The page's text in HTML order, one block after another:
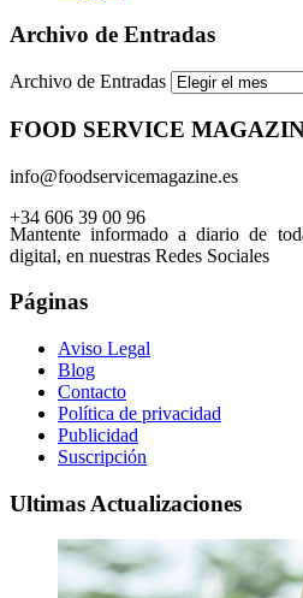
Archivo de Entradas
Archivo de Entradas
FOOD SERVICE
info@foodservicemagazine.es
+34 606 39 00 96
Mantente informado a diario de
digital, en nuestras Redes Sociales
Páginas
Aviso Legal
Blog
Contacto
Política de privacidad
Publicidad
Suscripción
Ultimas Actualizaciones